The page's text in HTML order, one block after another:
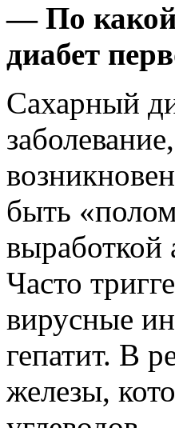
— По какой
диабет
Сахарный
быть
выработкой
Часто
вирусные
гепатит. В
железы,